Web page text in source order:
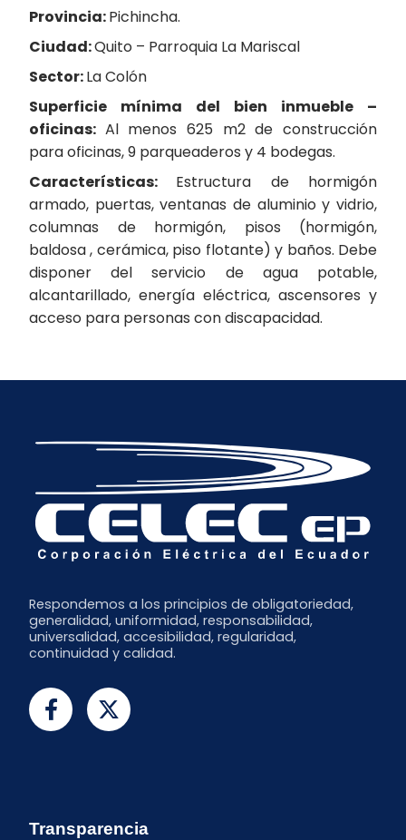
Provincia:Pichincha.
Ciudad:Quito – Parroquia La Mariscal
Sector:La Colón
Superficie mínima del bien inmueble –
oficinas: Al menos 625 m2 de construcción
para oficinas, 9 parqueaderos y 4 bodegas.
Características: Estructura de hormigón
armado, puertas, ventanas de aluminio y vidrio,
columnas de hormigón, pisos (hormigón,
baldosa , cerámica, piso flotante) y baños. Debe
disponer del servicio de agua potable,
alcantarillado, energía eléctrica, ascensores y
acceso para personas con discapacidad.
Respondemos a los principios de obligatoriedad,
generalidad, uniformidad, responsabilidad,
universalidad, accesibilidad, regularidad,
continuidad y calidad.
Transparencia